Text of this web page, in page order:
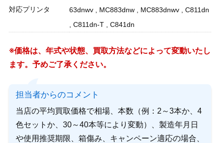
対応プリンタ
63dnwv , MC883dnw , MC883dnwv , C811dn
, C811dn-T , C841dn
※価格は、年式や状態、買取方法などによって変動いたし
ます。予めご了承ください。
担当者からのコメント
当店の平均買取価格で相場、本数（例：2～3本か、4
色セットか、30～40本等により変動）、製造年月日
や使用推奨期限、箱傷み、キャンペーン適応の場合、